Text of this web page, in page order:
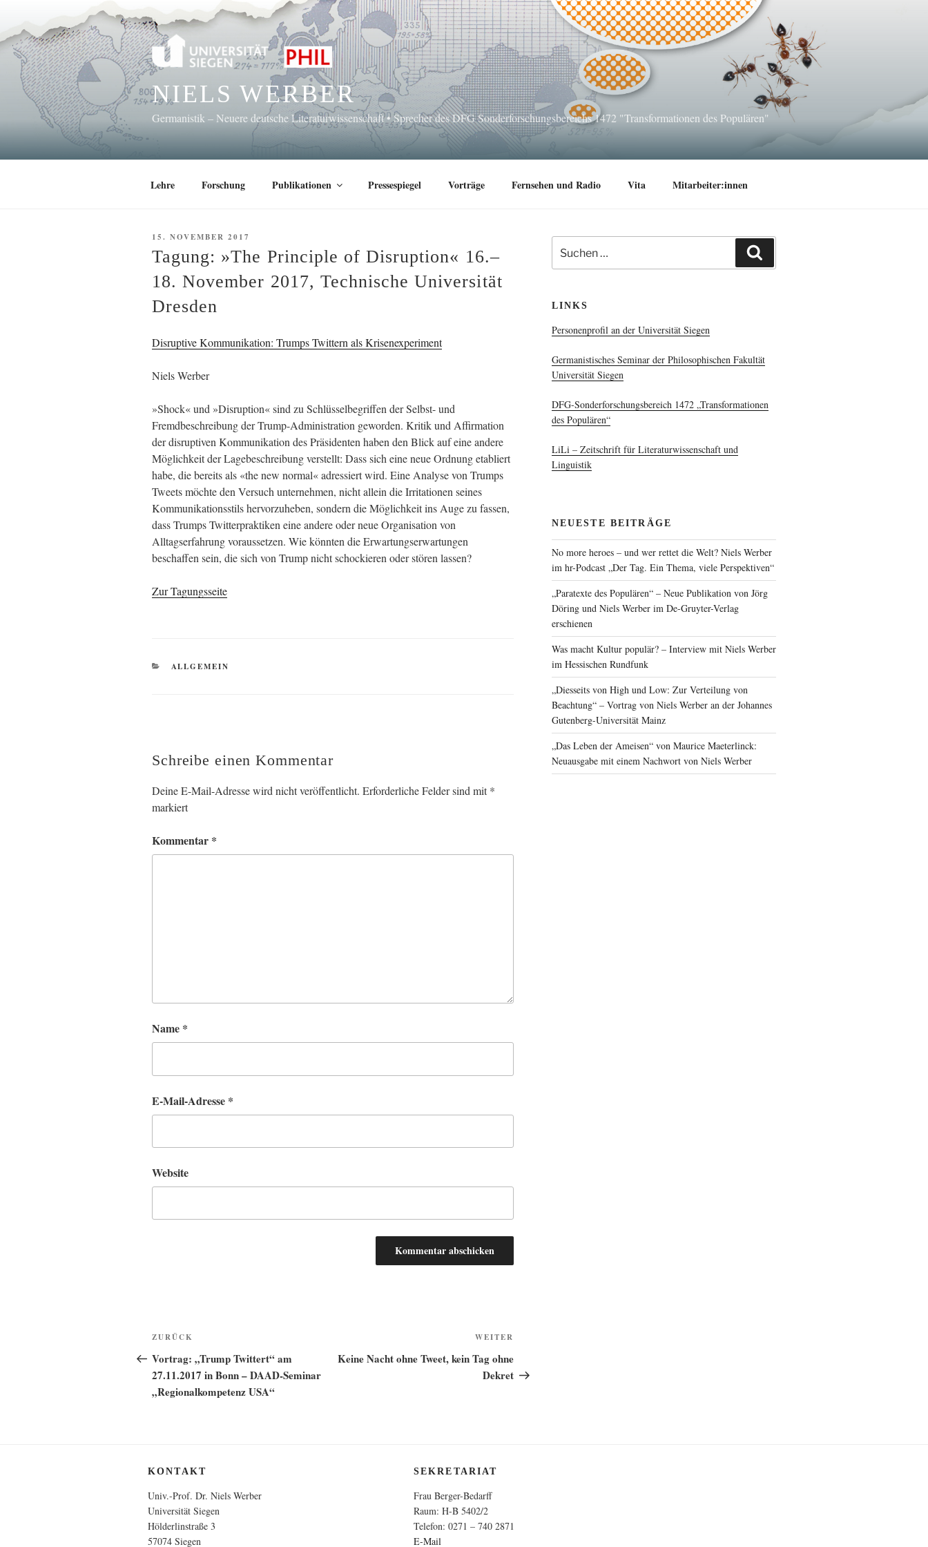
springen
NIELS WERBER
Germanistik – Neuere deutsche Literaturwissenschaft • Sprecher des DFG Sonderforschungsbereichs 1472 "Transformationen des Populären"
Lehre Forschung Publikationen Pressespiegel Vorträge Fernsehen und Radio Vita Mitarbeiter:innen
VERÖFFENTLICHT
15. NOVEMBER 2017
Tagung: »The Principle of Disruption« 16.–
18. November 2017, Technische Universität
Dresden
Disruptive Kommunikation: Trumps Twittern als Krisenexperiment
Niels Werber
»Shock« und »Disruption« sind zu Schlüsselbegriffen der Selbst- und
Fremdbeschreibung der Trump-Administration geworden. Kritik und Affirmation
der disruptiven Kommunikation des Präsidenten haben den Blick auf eine andere
Möglichkeit der Lagebeschreibung verstellt: Dass sich eine neue Ordnung etabliert
habe, die bereits als «the new normal« adressiert wird. Eine Analyse von Trumps
Tweets möchte den Versuch unternehmen, nicht allein die Irritationen seines
Kommunikationsstils hervorzuheben, sondern die Möglichkeit ins Auge zu fassen,
dass Trumps Twitterpraktiken eine andere oder neue Organisation von
Alltagserfahrung voraussetzen. Wie könnten die Erwartungserwartungen
beschaffen sein, die sich von Trump nicht schockieren oder stören lassen?
Zur Tagungsseite
KATEGORIEN
ALLGEMEIN
Schreibe einen Kommentar
Deine E-Mail-Adresse wird nicht veröffentlicht. Erforderliche Felder sind mit*
markiert
Kommentar *
Name *
E-Mail-Adresse *
Website
Beitragsnavigation
Vorheriger
Beitrag
ZURÜCK
Vortrag: „Trump Twittert“ am
27.11.2017 in Bonn – DAAD-Seminar
„Regionalkompetenz USA“
Beitrag
WEITER
Keine Nacht ohne Tweet, kein Tag ohne
Dekret
nach:
LINKS
Personenprofil an der Universität Siegen
Germanistisches Seminar der Philosophischen Fakultät
Universität Siegen
DFG-Sonderforschungsbereich 1472 „Transformationen
des Populären“
LiLi – Zeitschrift für Literaturwissenschaft und
Linguistik
NEUESTE BEITRÄGE
No more heroes – und wer rettet die Welt? Niels Werber
im hr-Podcast „Der Tag. Ein Thema, viele Perspektiven“
„Paratexte des Populären“ – Neue Publikation von Jörg
Döring und Niels Werber im De-Gruyter-Verlag
erschienen
Was macht Kultur populär? – Interview mit Niels Werber
im Hessischen Rundfunk
„Diesseits von High und Low: Zur Verteilung von
Beachtung“ – Vortrag von Niels Werber an der Johannes
Gutenberg-Universität Mainz
„Das Leben der Ameisen“ von Maurice Maeterlinck:
Neuausgabe mit einem Nachwort von Niels Werber
KONTAKT
Univ.-Prof. Dr. Niels Werber
Universität Siegen
Hölderlinstraße 3
57074 Siegen
SEKRETARIAT
Frau Berger-Bedarff
Raum: H-B 5402/2
Telefon: 0271 – 740 2871
E-Mail